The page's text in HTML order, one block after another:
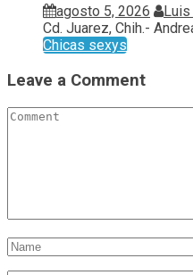
agosto 5, 2026 Luis
Cd. Juarez, Chih.-
Chicas sexys
Leave a Comment